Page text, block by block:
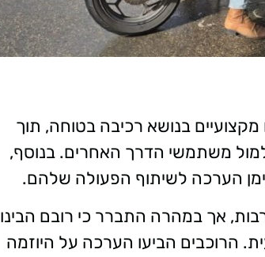
בנושא רכיבה בטוחה, תוך
משתמשי הדרך האחרים. בנוסף,
הערכה לשיתוף הפעולה שלהם.
אך במהרה התברר כי רובם הבינו
הרוכבים הביעו הערכה על היוזמה